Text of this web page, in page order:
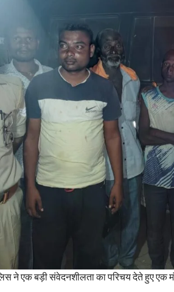
ने एक बड़ी संवेदनशीलता का परिचय देते हुए एक